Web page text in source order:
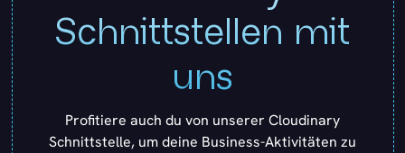
Schnittstellen mit
uns
Profitiere auch du von unserer Cloudinary
Schnittstelle, um deine Business-Aktivitäten zu